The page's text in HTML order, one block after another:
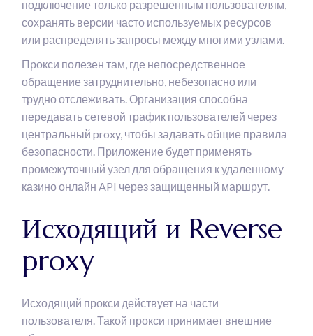
подключение только разрешенным пользователям,
сохранять версии часто используемых ресурсов
или распределять запросы между многими узлами.
Прокси полезен там, где непосредственное
обращение затруднительно, небезопасно или
трудно отслеживать. Организация способна
передавать сетевой трафик пользователей через
центральный proxy, чтобы задавать общие правила
безопасности. Приложение будет применять
промежуточный узел для обращения к удаленному
казино онлайн API через защищенный маршрут.
Исходящий и Reverse
proxy
Исходящий прокси действует на части
пользователя. Такой прокси принимает внешние